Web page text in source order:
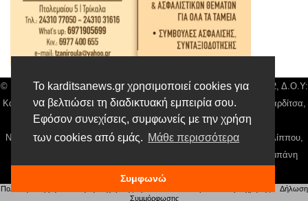
Το karditsanews.gr χρησιμοποιεί cookies για
να βελτιώσει τη διαδικτυακή εμπειρία σου.
Εφόσον συνεχίσεις, συμφωνείς με την χρήση
των cookies από εμάς. Μάθε περισσότερα
Συμφωνώ
© Karditsa News | Διακριτικός Τίτλος: Orion Media, ΑΦΜ: 043750542, Δ.Ο.Υ:
Καρδίτσας, Αρ. Γεμή: 018804431000, Δ/νση: Διάκου 10 τ.κ 43132 Καρδίτσα,
Τηλ: 24410 42500, email:news@karditsanews.gr.
Νόμιμος Εκπρόσωπος, Ιδιοκτήτης και Διαχειριστής: Παναγιώτης Φιλίππου,
Διευθύντρια: Γιαννουσά Βασιλική, Διευθύντιρα Σύνταξης: Μπαλαμπάνη
Βασιλική. Δικαιούχος domain name Παναγιώτης Φιλίππου
Πολιτική απορρήτου
Δήλωση
Συμμόρφωσης